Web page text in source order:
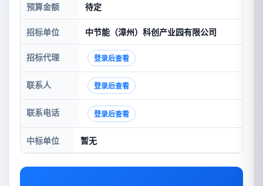
预算金额 待定
招标单位 中节能（漳州）科创产业园有限公司
招标代理 登录后查看
联系人 登录后查看
联系电话 登录后查看
中标单位 暂无